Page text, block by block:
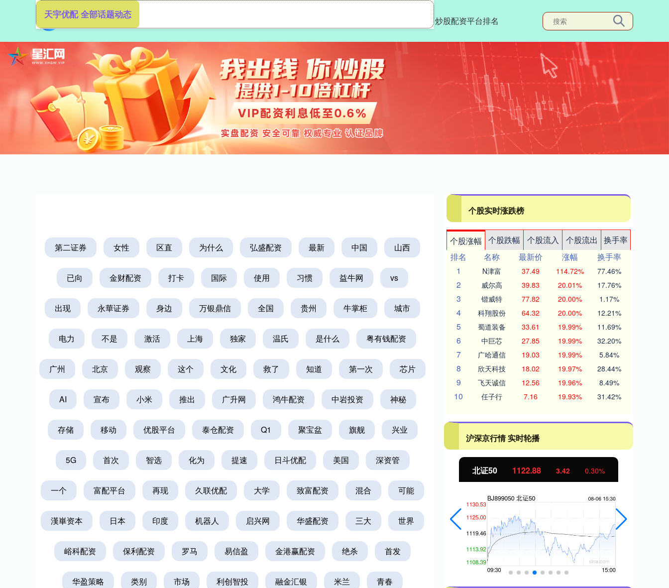
炒股配资平台排名
天宇优配 全部话题动态
第二证券 女性 区直 为什么 弘盛配资 最新 中国 山西
已向 金财配资 打卡 国际 使用 习惯 益牛网 vs
出现 永華证券 身边 万银鼎信 全国 贵州 牛掌柜 城市
电力 不是 激活 上海 独家 温氏 是什么 粤有钱配资
广州 北京 观察 这个 文化 救了 知道 第一次 芯片
AI 宣布 小米 推出 广升网 鸿牛配资 中岩投资 神秘
存储 移动 优股平台 泰仓配资 Q1 聚宝盆 旗舰 兴业
5G 首次 智选 化为 提速 日斗优配 美国 深资管
一个 富配平台 再现 久联优配 大学 致富配资 混合 可能
漢崋资本 日本 印度 机器人 启兴网 华盛配资 三大 世界
峪科配资 保利配资 罗马 易信盈 金港赢配资 绝杀 首发
华盈策略 类别 市场 利创智投 融金汇银 米兰 青春
个股实时涨跌榜
个股涨幅 个股跌幅 个股流入 个股流出
换手率
排名
名称 最新价 涨幅
换手率
1
N津富 37.49 114.72% 77.46%
2 威尔高 39.83 20.01% 17.76%
3 锴威特 77.82 20.00% 1.17%
4 科翔股份 64.32 20.00% 12.21%
5 蜀道装备 33.61 19.99% 11.69%
6 中巨芯 27.85 19.99% 32.20%
7 广哈通信 19.03 19.99% 5.84%
8 欣天科技 18.02 19.97% 28.44%
9 飞天诚信 12.56 19.96% 8.49%
10 任子行 7.16 19.93% 31.42%
沪深京行情 实时轮播
深证成指 14110.12 -34.08 -0.24% 沪深300 4651.31 -6.85 -0.15% 北证50 1122.88 3.42 0.30%